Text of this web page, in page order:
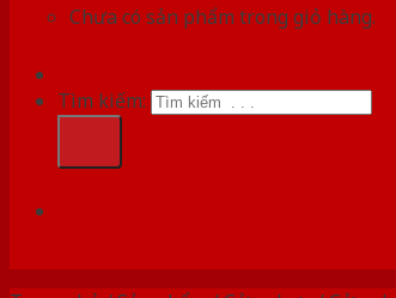
Chưa có sản phẩm trong giỏ hàng.
Tìm kiếm: